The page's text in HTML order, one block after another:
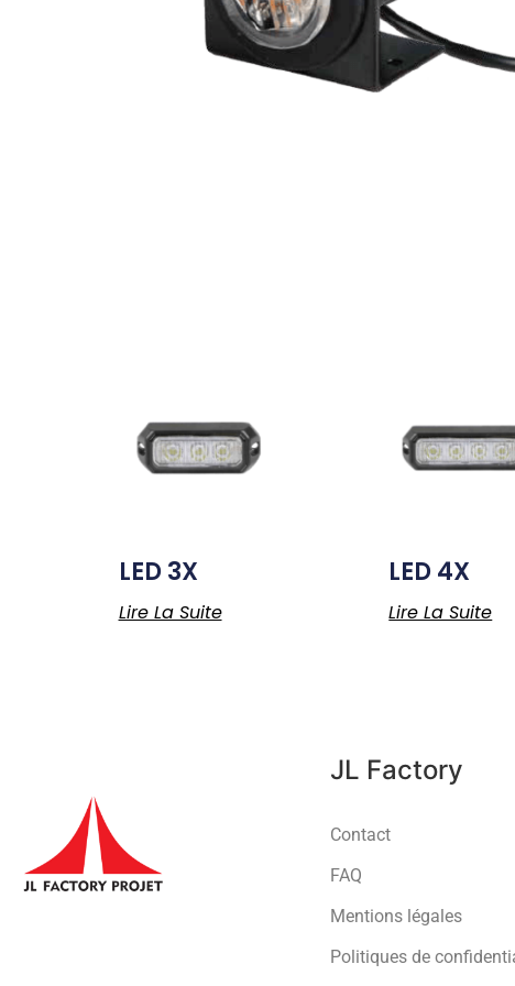
LED 3X
Lire La Suite
LED 4X
Lire La Suite
JL Factory
Contact
FAQ
Mentions légales
Politiques de